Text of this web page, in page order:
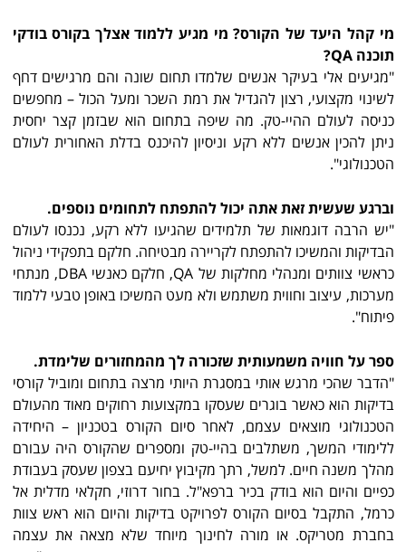
מי קהל היעד של הקורס? מי מגיע ללמוד אצלך בקורס בודקי
תוכנהQA?
"מגיעים אלי בעיקר אנשים שלמדו תחום שונה והם מרגישים דחף
לשינוי מקצועי, רצון להגדיל את רמת השכר ומעל הכול – מחפשים
כניסה לעולם ההיי-טק. מה שיפה בתחום הוא שבזמן קצר יחסית
ניתן להכין אנשים ללא רקע וניסיון להיכנס בדלת האחורית לעולם
הטכנולוגי".
וברגע שעשית זאת אתה יכול להתפתח לתחומים נוספים.
"יש הרבה דוגמאות של תלמידים שהגיעו ללא רקע, נכנסו לעולם
הבדיקות והמשיכו להתפתח לקריירה מבטיחה. חלקם בתפקידי ניהול
כראשי צוותים ומנהלי מחלקות של QA, חלקם כאנשי DBA, מנתחי
מערכות, עיצוב וחווית משתמש ולא מעט המשיכו באופן טבעי ללמוד
פיתוח".
ספר על חוויה משמעותית שזכורה לך מהמחזורים שלימדת.
"הדבר שהכי מרגש אותי במסגרת היותי מרצה בתחום ומוביל קורסי
בדיקות הוא כאשר בוגרים שעסקו במקצועות רחוקים מאוד מהעולם
הטכנולוגי מוצאים עצמם, לאחר סיום הקורס בטכניון – היחידה
ללימודי המשך, משתלבים בהיי-טק ומספרים שהקורס היה עבורם
מהלך משנה חיים. למשל, רתך מקיבוץ יחיעם בצפון שעסק בעבודת
כפיים והיום הוא בודק בכיר ברפא"ל. בחור דרוזי, חקלאי מדלית אל
כרמל, התקבל בסיום הקורס לפרויקט בדיקות והיום הוא ראש צוות
בחברת מטריקס. או מורה לחינוך מיוחד שלא מצאה את עצמה